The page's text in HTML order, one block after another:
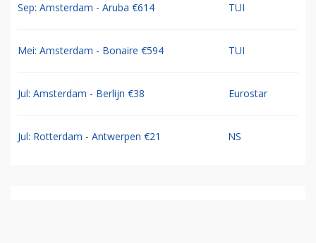
Sep: Amsterdam - Aruba €614 TUI
Mei: Amsterdam - Bonaire €594 TUI
Jul: Amsterdam - Berlijn €38 Eurostar
Jul: Rotterdam - Antwerpen €21 NS